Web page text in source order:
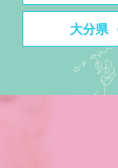
大分県